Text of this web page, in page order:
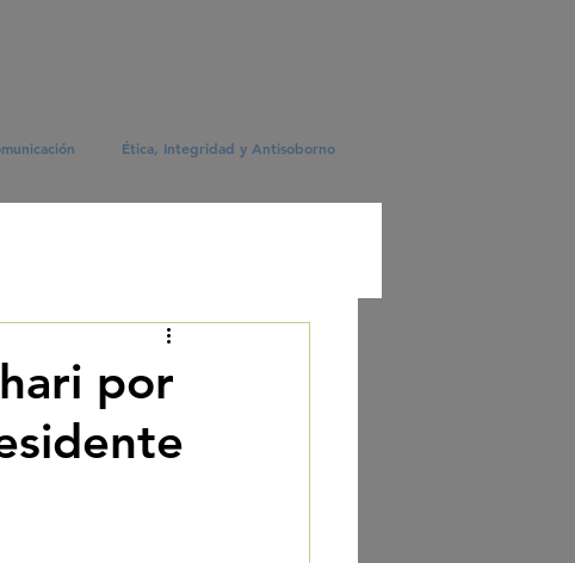
Ética, Integridad y Antisoborno
por